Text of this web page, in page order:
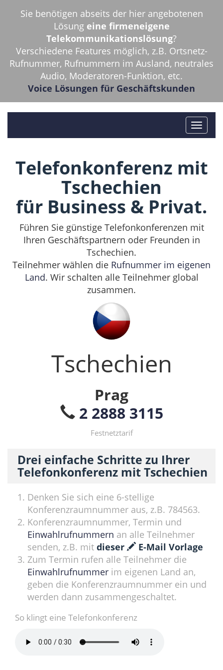
Sie benötigen abseits der hier angebotenen
Lösung eine firmeneigene
Telekommunikationslösung?
Verschiedene Features möglich, z.B. Ortsnetz-
Rufnummer, Rufnummern im Ausland, neutrales
Audio, Moderatoren-Funktion, etc.
Voice Lösungen für Geschäftskunden
Telefonkonferenz mit
Tschechien
für Business & Privat.
Führen Sie günstige Telefonkonferenzen mit
Ihren Geschäftspartnern oder Freunden in
Tschechien.
Teilnehmer wählen die Rufnummer im eigenen
Land. Wir schalten alle Teilnehmer global
zusammen.
Tschechien
Prag
2 2888 3115
Festnetztarif
Drei einfache Schritte zu Ihrer
Telefonkonferenz mit Tschechien
Denken Sie sich eine 6-stellige
Konferenzraumnummer aus, z.B. 784563.
Konferenzraumnummer, Termin und
Einwahlrufnummern an alle Teilnehmer
senden, z.B. mit dieser
E-Mail Vorlage
Zum Termin rufen alle Teilnehmer die
Einwahlrufnummer im eigenen Land an,
geben die Konferenzraumnummer ein und
werden dann zusammengeschaltet.
So klingt eine Telefonkonferenz